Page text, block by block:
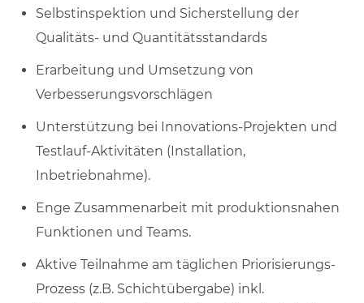
Selbstinspektion und Sicherstellung der
Qualitäts- und Quantitätsstandards
Erarbeitung und Umsetzung von
Verbesserungsvorschlägen
Unterstützung bei Innovations-Projekten und
Testlauf-Aktivitäten (Installation,
Inbetriebnahme).
Enge Zusammenarbeit mit produktionsnahen
Funktionen und Teams.
Aktive Teilnahme am täglichen Priorisierungs-
Prozess (z.B. Schichtübergabe) inkl.